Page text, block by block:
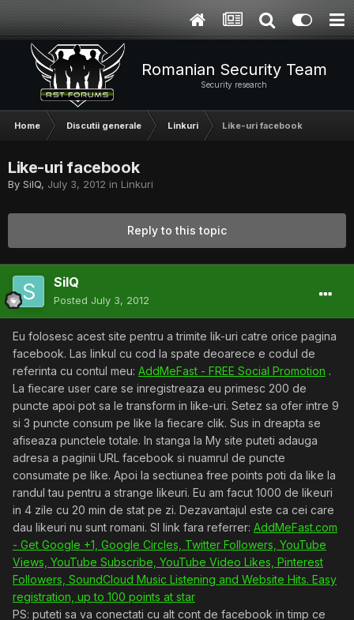
Romanian Security Team
Security research
Home Discutii generale Linkuri Like-uri facebook
Like-uri facebook
By SilQ, July 3, 2012 in Linkuri
Reply to this topic
SilQ
Posted July 3, 2012
Eu folosesc acest site pentru a trimite lik-uri catre orice pagina
facebook. Las linkul cu cod la spate deoarece e codul de
referinta cu contul meu: AddMeFast - FREE Social Promotion .
La fiecare user care se inregistreaza eu primesc 200 de
puncte apoi pot sa le transform in like-uri. Setez sa ofer intre 9
si 3 puncte consum pe like la fiecare clik. Sus in dreapta se
afiseaza punctele totale. In stanga la My site puteti adauga
adresa a paginii URL facebook si nuamrul de puncte
consumate pe like. Apoi la sectiunea free points poti da like la
randul tau pentru a strange likeuri. Eu am facut 1000 de likeuri
in 4 zile cu 20 min de stat pe zi. Dezavantajul este ca cei care
dau likeuri nu sunt romani. SI link fara referrer: AddMeFast.com
- Get Google +1, Google Circles, Twitter Followers, YouTube
Views, YouTube Subscribe, YouTube Video Likes, Pinterest
Followers, SoundCloud Music Listening and Website Hits. Easy
registration, up to 100 points at star
PS: puteti sa va conectati cu alt cont de facebook in timp ce